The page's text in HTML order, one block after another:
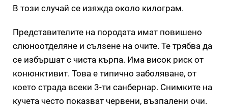
В този случай се изяжда около килограм.
Представителите на породата имат повишено
слюноотделяне и сълзене на очите. Те трябва да
се избършат с чиста кърпа. Има висок риск от
конюнктивит. Това е типично заболяване, от
което страда всеки 3-ти санбернар. Снимките на
кучета често показват червени, възпалени очи.